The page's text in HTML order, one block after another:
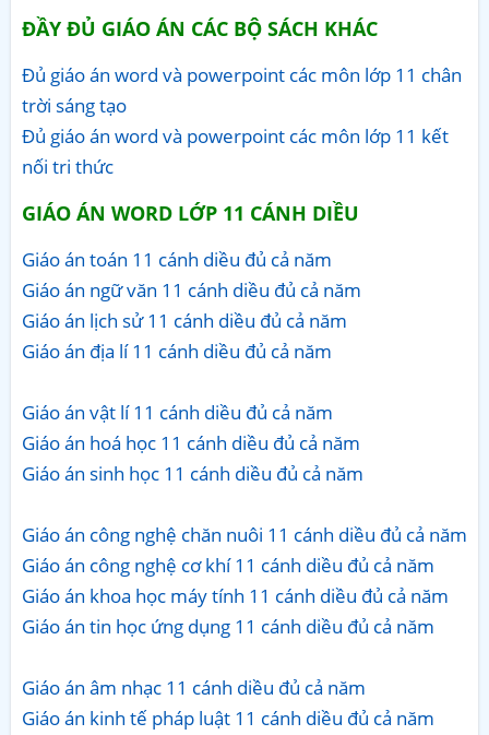
ĐẦY ĐỦ GIÁO ÁN CÁC BỘ SÁCH KHÁC
Đủ giáo án word và powerpoint các môn lớp 11 chân
trời sáng tạo
Đủ giáo án word và powerpoint các môn lớp 11 kết
nối tri thức
GIÁO ÁN WORD LỚP 11 CÁNH DIỀU
Giáo án toán 11 cánh diều đủ cả năm
Giáo án ngữ văn 11 cánh diều đủ cả năm
Giáo án lịch sử 11 cánh diều đủ cả năm
Giáo án địa lí 11 cánh diều đủ cả năm
Giáo án vật lí 11 cánh diều đủ cả năm
Giáo án hoá học 11 cánh diều đủ cả năm
Giáo án sinh học 11 cánh diều đủ cả năm
Giáo án công nghệ chăn nuôi 11 cánh diều đủ cả năm
Giáo án công nghệ cơ khí 11 cánh diều đủ cả năm
Giáo án khoa học máy tính 11 cánh diều đủ cả năm
Giáo án tin học ứng dụng 11 cánh diều đủ cả năm
Giáo án âm nhạc 11 cánh diều đủ cả năm
Giáo án kinh tế pháp luật 11 cánh diều đủ cả năm